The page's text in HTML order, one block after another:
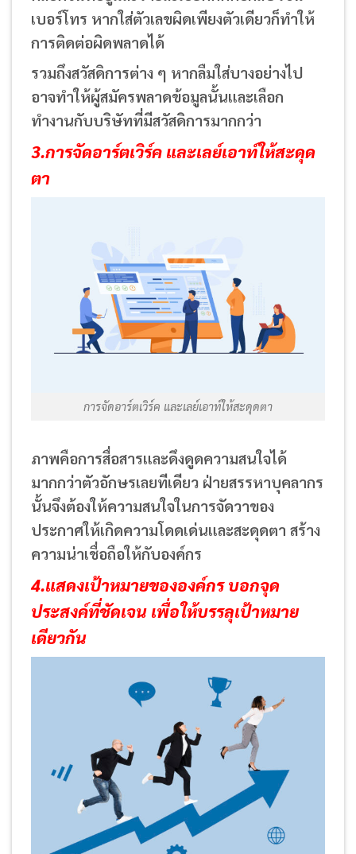
เบอร์โทร หากใส่ตัวเลขผิดเพียงตัวเดียวก็ทำให้
การติดต่อผิดพลาดได้
รวมถึงสวัสดิการต่าง ๆ หากลืมใส่บางอย่างไป
อาจทำให้ผู้สมัครพลาดข้อมูลนั้นและเลือก
ทำงานกับบริษัทที่มีสวัสดิการมากกว่า
3.การจัดอาร์ตเวิร์ค และเลย์เอาท์ให้สะดุด
ตา
การจัดอาร์ตเวิร์ค และเลย์เอาท์ให้สะดุดตา
ภาพคือการสื่อสารและดึงดูดความสนใจได้
มากกว่าตัวอักษรเลยทีเดียว ฝ่ายสรรหาบุคลากร
นั้นจึงต้องให้ความสนใจในการจัดวาของ
ประกาศให้เกิดความโดดเด่นและสะดุดตา สร้าง
ความน่าเชื่อถือให้กับองค์กร
4.แสดงเป้าหมายขององค์กร บอกจุด
ประสงค์ที่ชัดเจน เพื่อให้บรรลุเป้าหมาย
เดียวกัน